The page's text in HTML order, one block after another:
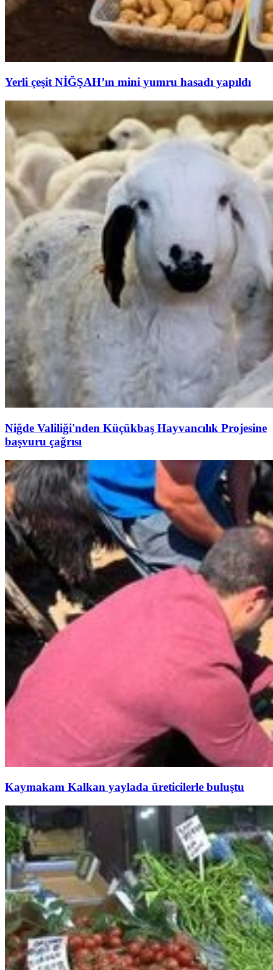
Yerli çeşit NİĞŞAH’ın mini yumru hasadı yapıldı
Niğde Valiliği'nden Küçükbaş Hayvancılık Projesine
başvuru çağrısı
Kaymakam Kalkan yaylada üreticilerle buluştu